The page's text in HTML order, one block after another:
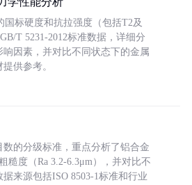
国标硬度和抗拉强度（包括T2及
T 5231-2012标准数据，详细分
因素，并对比不同状态下的金属
供参考。
的分级标准，重点分析了铝合金
糙度（Ra 3.2-6.3μm），并对比不
来源包括ISO 8503-1标准和行业